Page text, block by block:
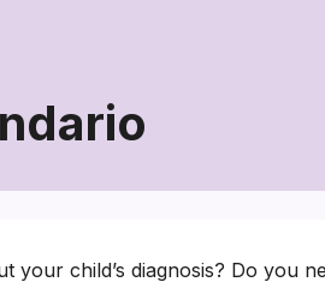
your child’s diagnosis? Do you